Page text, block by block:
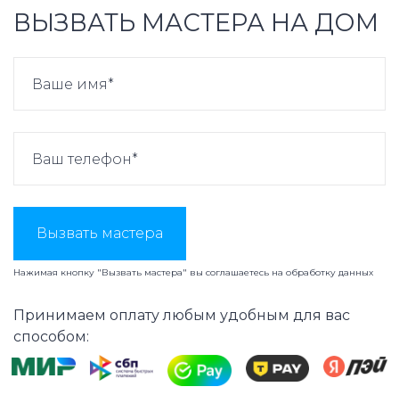
ВЫЗВАТЬ МАСТЕРА НА ДОМ
Вызвать мастера
Нажимая кнопку "Вызвать мастера" вы соглашаетесь на обработку данных
Принимаем оплату любым удобным для вас
способом: